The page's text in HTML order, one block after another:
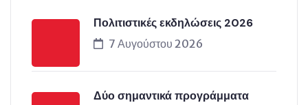
Πολιτιστικές εκδηλώσεις 2026
7 Αυγούστου 2026
Δύο σημαντικά προγράμματα